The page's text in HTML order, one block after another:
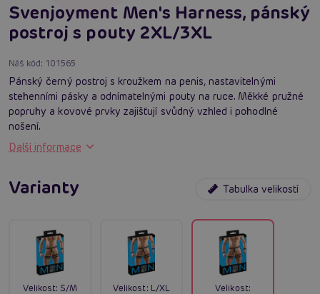
Svenjoyment Men's Harness, pánský
postroj s pouty 2XL/3XL
Náš kód: 101565
Pánský černý postroj s kroužkem na penis, nastavitelnými
stehenními pásky a odnímatelnými pouty na ruce. Měkké pružné
popruhy a kovové prvky zajišťují svůdný vzhled i pohodlné
nošení.
Další informace
Varianty Tabulka velikostí
Velikost: S/M Velikost: L/XL
Velikost: